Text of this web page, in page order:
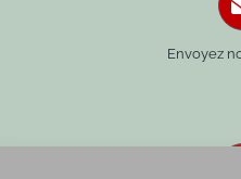
Envoyez